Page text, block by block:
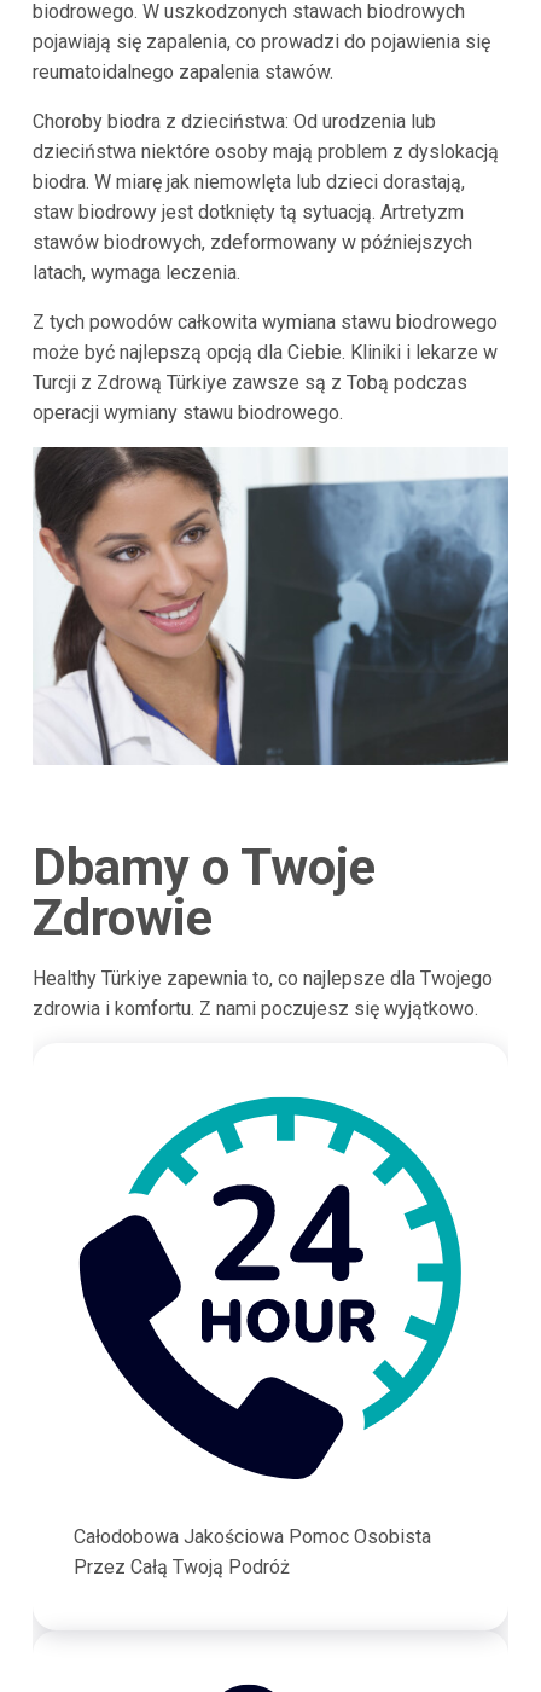
biodrowego. W uszkodzonych stawach biodrowych
pojawiają się zapalenia, co prowadzi do pojawienia się
reumatoidalnego zapalenia stawów.
Choroby biodra z dzieciństwa: Od urodzenia lub
dzieciństwa niektóre osoby mają problem z dyslokacją
biodra. W miarę jak niemowlęta lub dzieci dorastają,
staw biodrowy jest dotknięty tą sytuacją. Artretyzm
stawów biodrowych, zdeformowany w późniejszych
latach, wymaga leczenia.
Z tych powodów całkowita wymiana stawu biodrowego
może być najlepszą opcją dla Ciebie. Kliniki i lekarze w
Turcji z Zdrową Türkiye zawsze są z Tobą podczas
operacji wymiany stawu biodrowego.
Dbamy o Twoje
Zdrowie
Healthy Türkiye zapewnia to, co najlepsze dla Twojego
zdrowia i komfortu. Z nami poczujesz się wyjątkowo.
Całodobowa Jakościowa Pomoc Osobista
Przez Całą Twoją Podróż